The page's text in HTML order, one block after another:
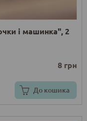
і машинка", 2
8 грн
До кошика